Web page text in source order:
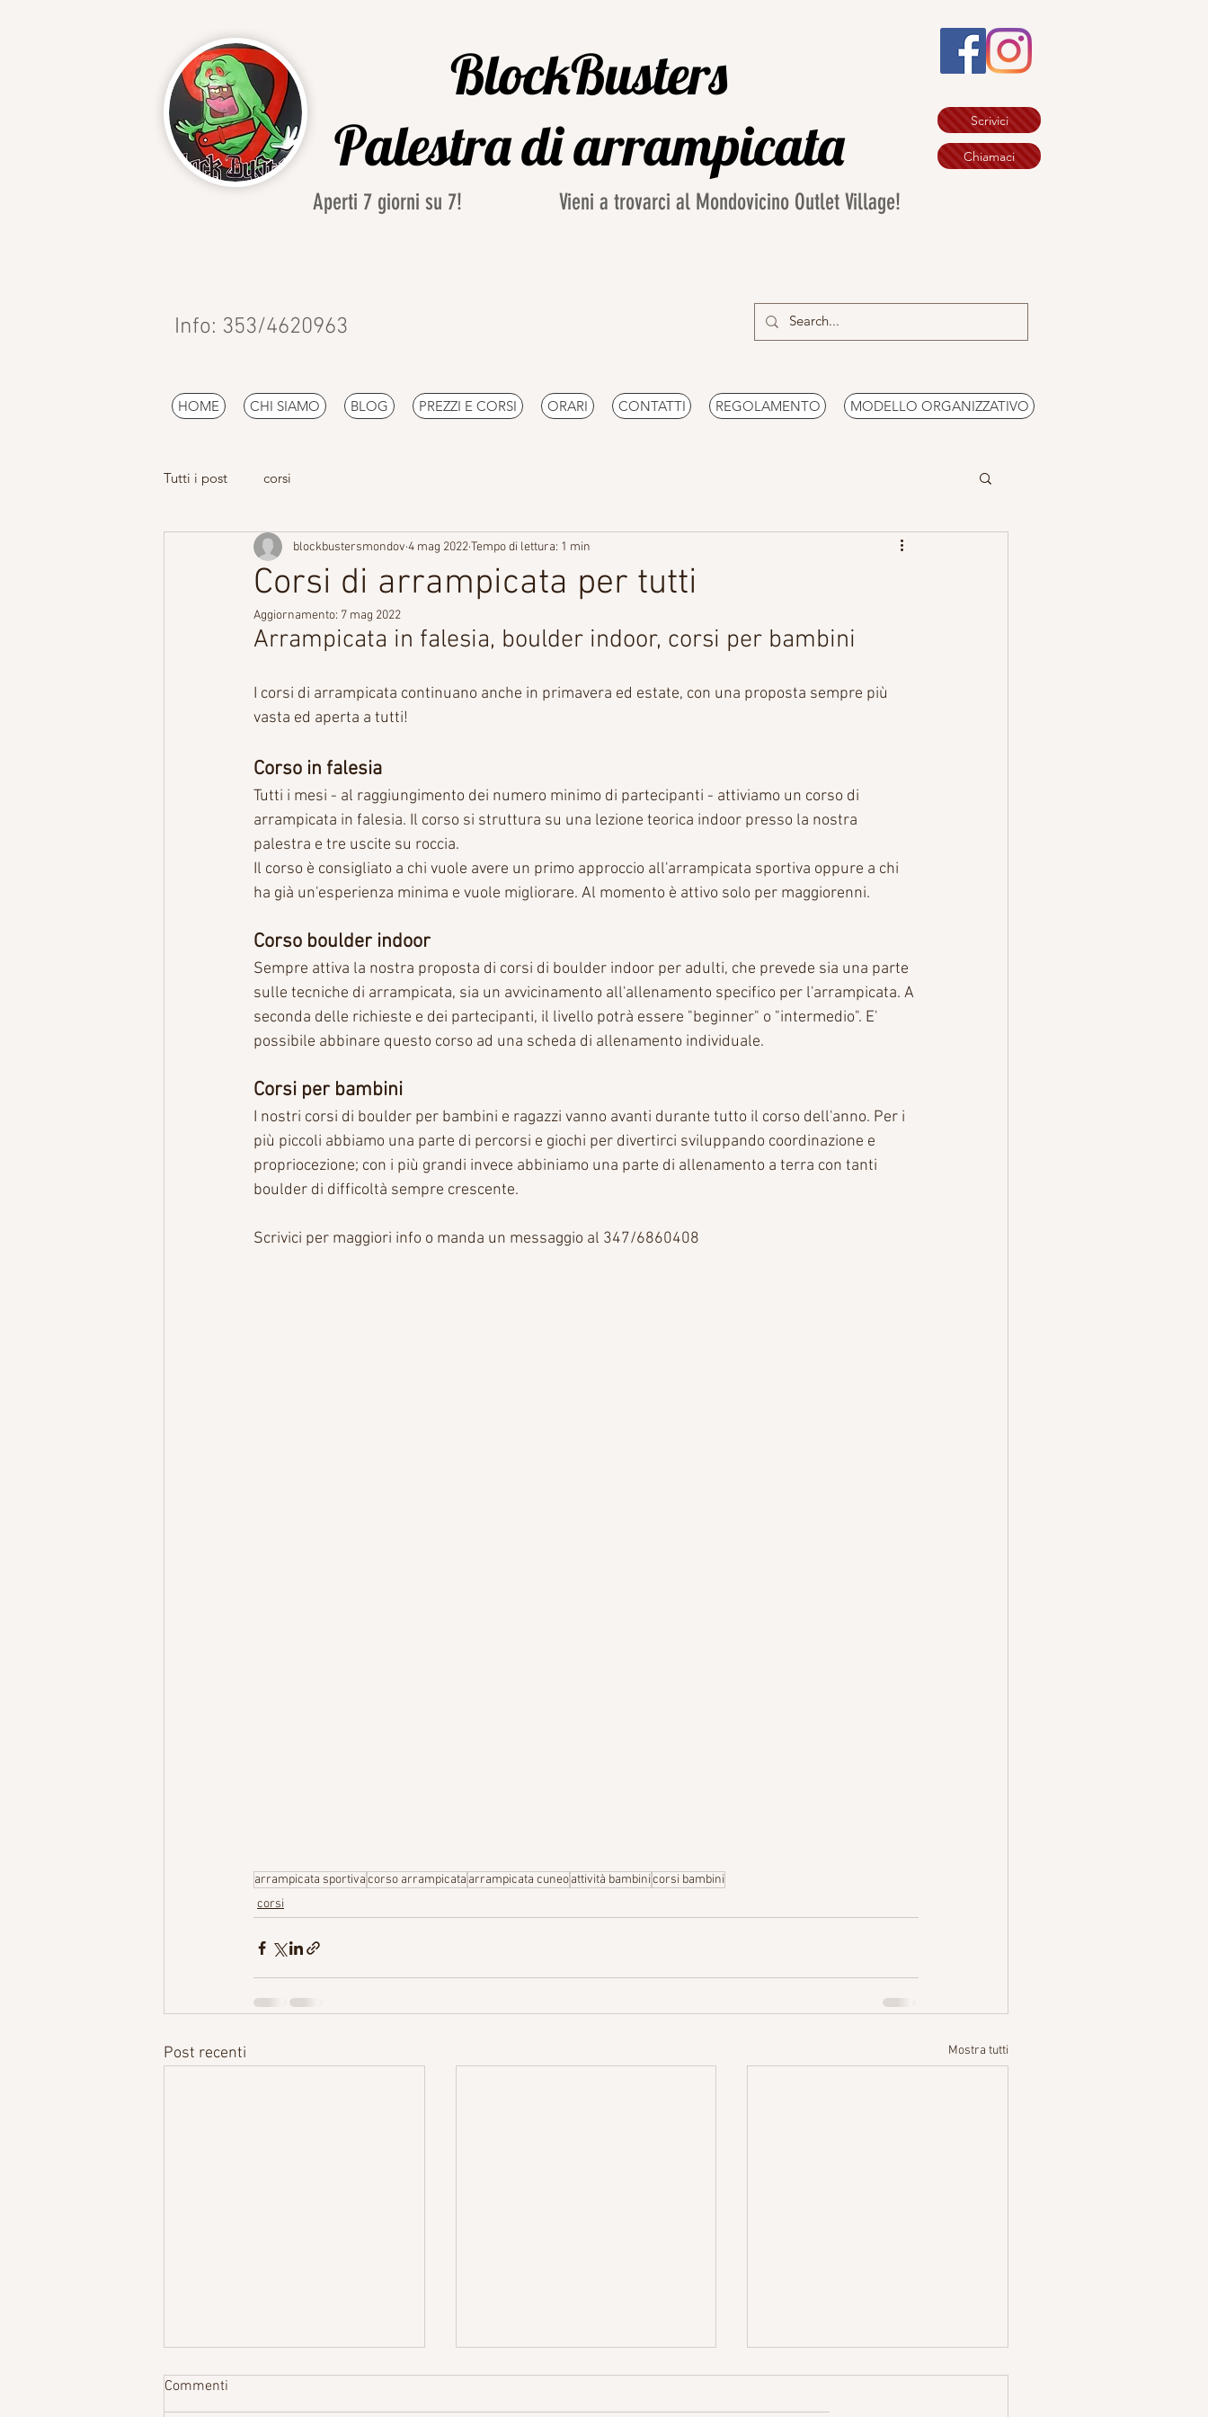
BlockBusters
Palestra di arrampicata
Scrivici
Chiamaci
Aperti 7 giorni su 7! Vieni a trovarci al Mondovicino Outlet Village!
Info: 353/4620963
HOME CHI SIAMO BLOG PREZZI E CORSI ORARI CONTATTI REGOLAMENTO MODELLO ORGANIZZATIVO
Tutti i post corsi
Corsi di arrampicata per tutti
blockbustersmondov 4 mag 2022Tempo di lettura: 1 min
Aggiornamento: 7 mag 2022
I corsi di arrampicata continuano anche in primavera ed estate, con una proposta sempre più
vasta ed aperta a tutti!
Corso in falesia
Tutti i mesi - al raggiungimento dei numero minimo di partecipanti - attiviamo un corso di
arrampicata in falesia. Il corso si struttura su una lezione teorica indoor presso la nostra
palestra e tre uscite su roccia.
Il corso è consigliato a chi vuole avere un primo approccio all'arrampicata sportiva oppure a chi
ha già un'esperienza minima e vuole migliorare. Al momento è attivo solo per maggiorenni.
Corso boulder indoor
Sempre attiva la nostra proposta di corsi di boulder indoor per adulti, che prevede sia una parte
sulle tecniche di arrampicata, sia un avvicinamento all'allenamento specifico per l'arrampicata. A
seconda delle richieste e dei partecipanti, il livello potrà essere "beginner" o "intermedio". E'
possibile abbinare questo corso ad una scheda di allenamento individuale.
Corsi per bambini
I nostri corsi di boulder per bambini e ragazzi vanno avanti durante tutto il corso dell'anno. Per i
più piccoli abbiamo una parte di percorsi e giochi per divertirci sviluppando coordinazione e
propriocezione; con i più grandi invece abbiniamo una parte di allenamento a terra con tanti
boulder di difficoltà sempre crescente.
Scrivici per maggiori info o manda un messaggio al 347/6860408
arrampicata sportivacorso arrampicata arrampicata cuneoattività bambinicorsi bambini
corsi
Post recenti Mostra tutti
Commenti